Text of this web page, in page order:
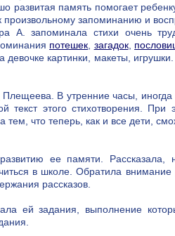
развитая память помогает
произвольному запоминанию и
А. запоминала стихи очень
потешек загадок,
картинки, макеты,
Плещеева. В утренние часы, иногда
этого стихотворения. При
что теперь, как и все дети,
ее памяти. Рассказала,
в школе. Обратила внимание
рассказов.
ей задания, выполнение